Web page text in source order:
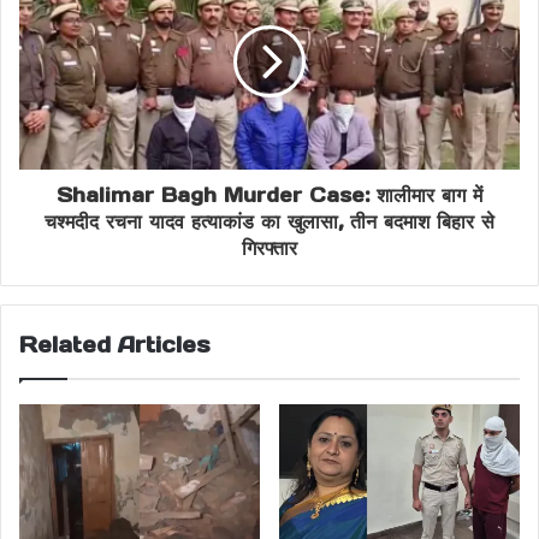
Share this:
Facebook X
Abhay Verma case
assault with weapon Delhi
crime video Delhi Delhi assault case
Delhi assault investigation
Delhi Breaking News Delhi Crime News
Delhi criminal attack Delhi Law and Order
Shalimar Bagh Murder Case: शालीमार बाग में
चश्मदीद रचना यादव हत्याकांड का खुलासा, तीन बदमाश बिहार से
गिरफ्तार
Related Articles